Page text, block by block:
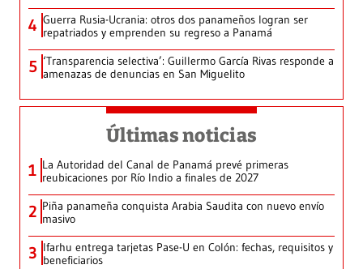
4 Guerra Rusia-Ucrania: otros dos panameños logran ser
repatriados y emprenden su regreso a Panamá
5 ‘Transparencia selectiva’: Guillermo García Rivas responde a
amenazas de denuncias en San Miguelito
Últimas noticias
1 La Autoridad del Canal de Panamá prevé primeras
reubicaciones por Río Indio a finales de 2027
2 Piña panameña conquista Arabia Saudita con nuevo envío
masivo
3 Ifarhu entrega tarjetas Pase-U en Colón: fechas, requisitos y
beneficiarios